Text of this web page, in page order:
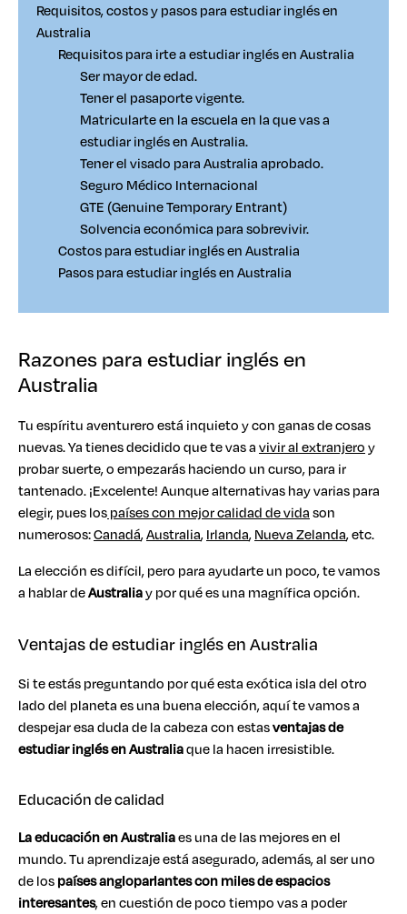
Requisitos, costos y pasos para estudiar inglés en
Australia
Requisitos para irte a estudiar inglés en Australia
Ser mayor de edad.
Tener el pasaporte vigente.
Matricularte en la escuela en la que vas a
estudiar inglés en Australia.
Tener el visado para Australia aprobado.
Seguro Médico Internacional
GTE (Genuine Temporary Entrant)
Solvencia económica para sobrevivir.
Costos para estudiar inglés en Australia
Pasos para estudiar inglés en Australia
Razones para estudiar inglés en
Australia
Tu espíritu aventurero está inquieto y con ganas de cosas
nuevas. Ya tienes decidido que te vas avivir al extranjeroy
probar suerte, o empezarás haciendo un curso, para ir
tantenado. ¡Excelente! Aunque alternativas hay varias para
elegir, pues lospaíses con mejor calidad de vidason
numerosos:Canadá,Australia,Irlanda,Nueva Zelanda, etc.
La elección es difícil, pero para ayudarte un poco, te vamos
a hablar deAustraliay por qué es una magnífica opción.
Ventajas de estudiar inglés en Australia
Si te estás preguntando por qué esta exótica isla del otro
lado del planeta es una buena elección, aquí te vamos a
despejar esa duda de la cabeza con estasventajas de
estudiar inglés en Australiaque la hacen irresistible.
Educación de calidad
La educación en Australiaes una de las mejores en el
mundo. Tu aprendizaje está asegurado, además, al ser uno
de lospaíses angloparlantes con miles de espacios
interesantes, en cuestión de poco tiempo vas a poder